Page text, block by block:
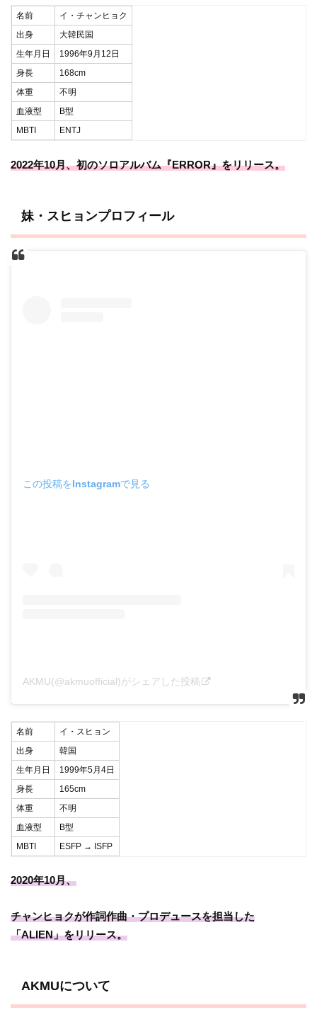
名前
イ・チャンヒョク
出身
大韓民国
生年月日
1996年9月12日
身長
168cm
体重
不明
血液型
B型
MBTI
ENTJ
2022年10月、初のソロアルバム『ERROR』をリリース。
妹・スヒョンプロフィール
この投稿をInstagramで見る
AKMU(@akmuofficial)がシェアした投稿
名前
イ・スヒョン
出身
韓国
生年月日
1999年5月4日
身長
165cm
体重
不明
血液型
B型
MBTI
ESFP → ISFP
2020年10月、
チャンヒョクが作詞作曲・プロデュースを担当した
「ALIEN」をリリース。
AKMUについて